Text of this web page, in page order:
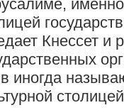
Кнессет и
иногда